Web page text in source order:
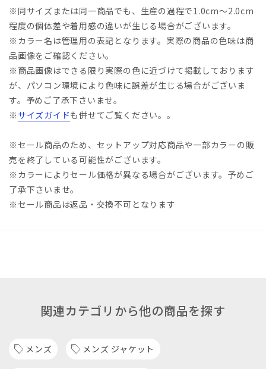
※同サイズまたは同一商品でも、生産の過程で1.0cm～2.0cm
程度の個体差や着用感の違いが生じる場合がございます。
※カラー名は管理用の表記となります。実際の商品の色味は商
品画像をご確認ください。
※商品画像はできる限り実際の色に近づけて掲載しております
が、パソコン環境により色味に誤差が生じる場合がございま
す。予めご了承下さいませ。
※ サイズガイドも併せてご覧ください。。
※セール商品のため、セットアップ対応商品や一部カラーの販
売を終了している可能性がございます。
※カラーによりセール価格が異なる場合がございます。予めご
了承下さいませ。
※セール商品は返品・交換不可となります
関連カテゴリから他の商品を探す
メンズ メンズ ジャケット